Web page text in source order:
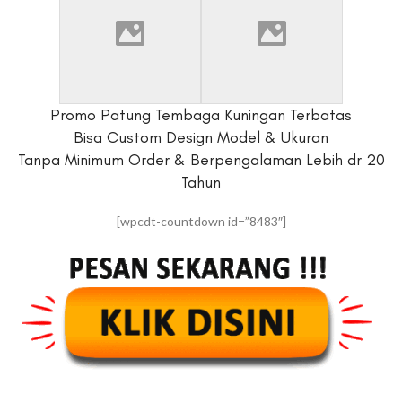
Promo Patung Tembaga Kuningan Terbatas
Bisa Custom Design Model & Ukuran
Tanpa Minimum Order & Berpengalaman Lebih dr 20
Tahun
[wpcdt-countdown id=”8483″]